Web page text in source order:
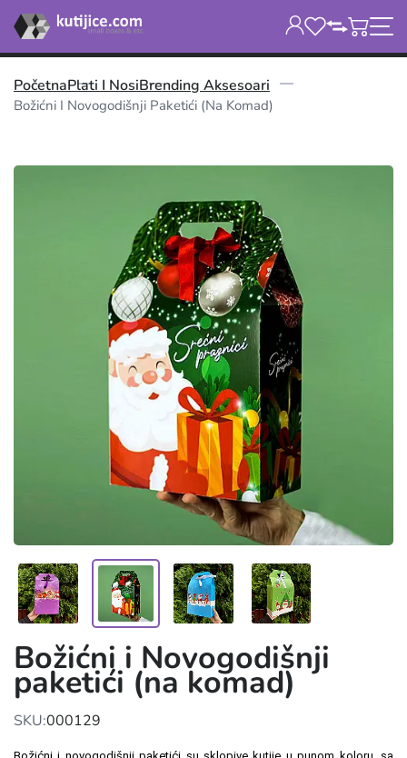
PočetnaPlati I NosiBrending Aksesoari
Božićni I Novogodišnji Paketići (na Komad)
Božićni i Novogodišnji
paketići (na komad)
SKU:000129